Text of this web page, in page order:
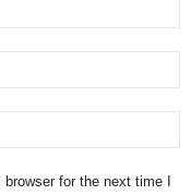
for the next time I